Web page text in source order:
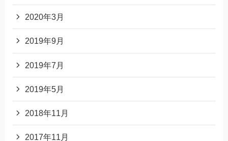
2020年3月
2019年9月
2019年7月
2019年5月
2018年11月
2017年11月